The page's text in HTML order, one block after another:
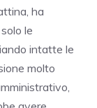
ha
le
intatte le
molto